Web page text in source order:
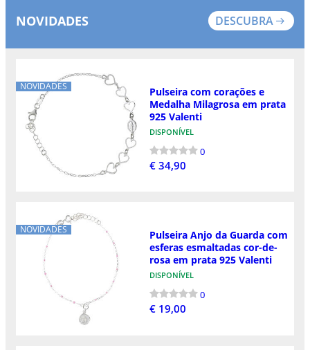
NOVIDADES DESCUBRA
NOVIDADES
Pulseira com corações e
Medalha Milagrosa em prata
925 Valenti
DISPONÍVEL
0
€ 34,90
NOVIDADES
Pulseira Anjo da Guarda com
esferas esmaltadas cor-de-
rosa em prata 925 Valenti
DISPONÍVEL
0
€ 19,00